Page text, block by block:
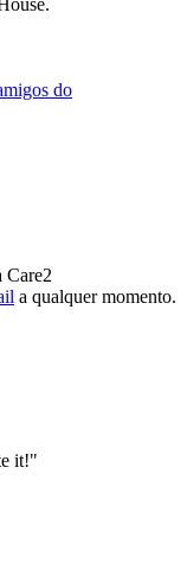
do
Care2
a qualquer momento.
it!"